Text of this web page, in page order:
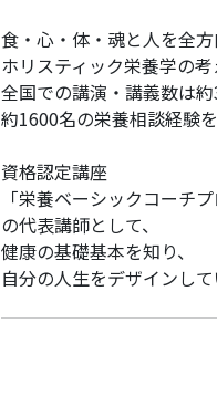
食・心・体・魂と人を全
ホリスティック栄養学の考
全国での講演・講義数は約
約1600名の栄養相談経験を
資格認定講座
「栄養ベーシックコーチプ
の代表講師として、
健康の基礎基本を知り、
自分の人生をデザインし